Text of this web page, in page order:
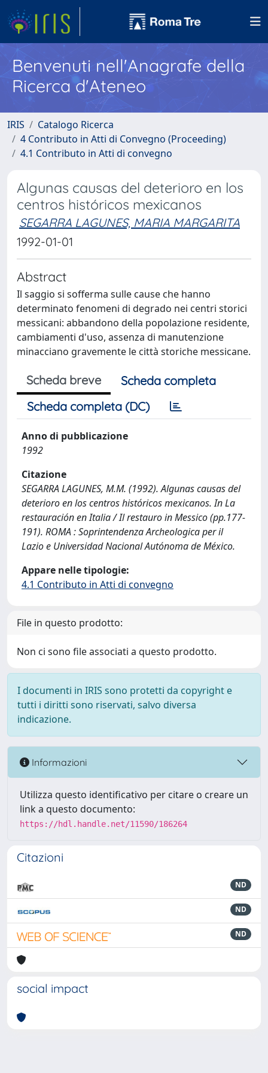
Benvenuti nell'Anagrafe della
Ricerca d'Ateneo
IRIS
Catalogo Ricerca
4 Contributo in Atti di Convegno (Proceeding)
4.1 Contributo in Atti di convegno
Algunas causas del deterioro en los
centros históricos mexicanos
SEGARRA LAGUNES, MARIA MARGARITA
1992-01-01
Abstract
Il saggio si sofferma sulle cause che hanno
determinato fenomeni di degrado nei centri storici
messicani: abbandono della popolazione residente,
cambiamenti d'uso, assenza di manutenzione
minacciano gravemente le città storiche messicane.
Scheda breve
Scheda completa
Scheda completa (DC)
Anno di pubblicazione
1992
Citazione
SEGARRA LAGUNES, M.M. (1992). Algunas causas del
deterioro en los centros históricos mexicanos. In La
restauración en Italia / Il restauro in Messico (pp.177-
191). ROMA : Soprintendenza Archeologica per il
Lazio e Universidad Nacional Autónoma de México.
Appare nelle tipologie:
4.1 Contributo in Atti di convegno
File in questo prodotto:
Non ci sono file associati a questo prodotto.
I documenti in IRIS sono protetti da copyright e
tutti i diritti sono riservati, salvo diversa
indicazione.
Informazioni
Utilizza questo identificativo per citare o creare un
link a questo documento:
https://hdl.handle.net/11590/186264
Citazioni
ND
ND
ND
social impact